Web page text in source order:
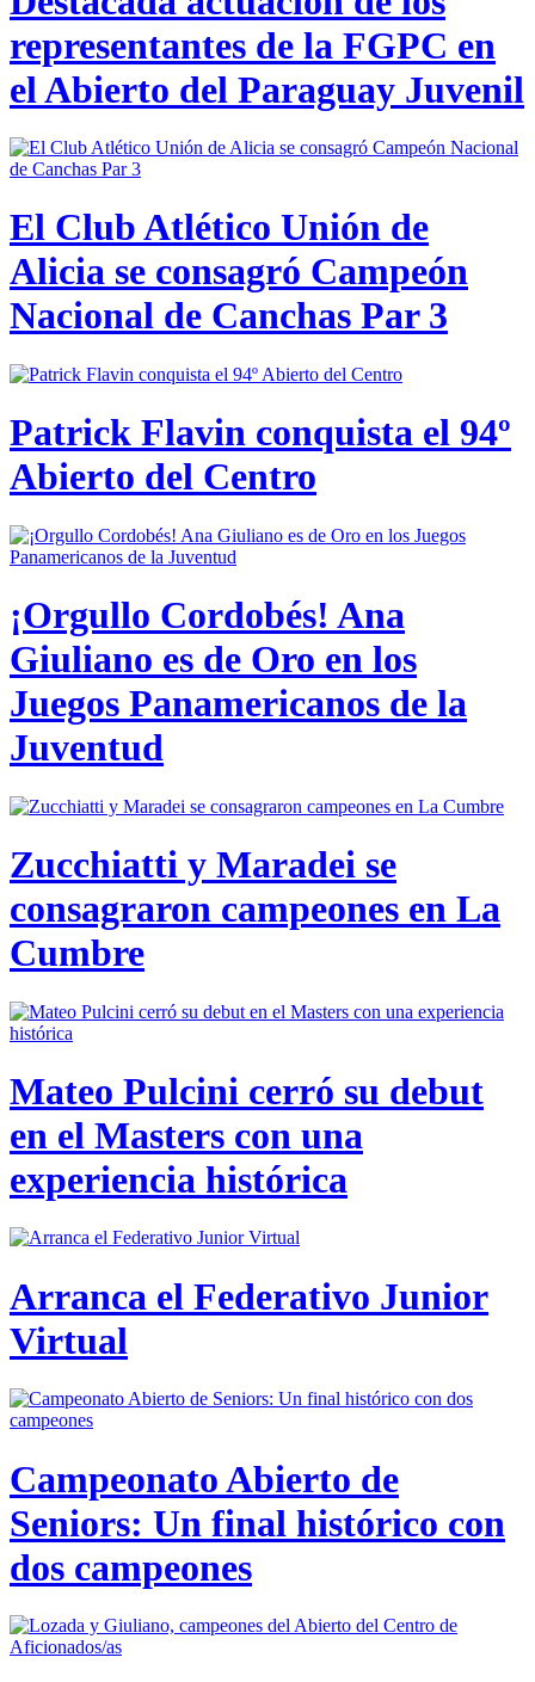
representantes de la FGPC en
el Abierto del Paraguay Juvenil
El Club Atlético Unión de
Alicia se consagró Campeón
Nacional de Canchas Par 3
Patrick Flavin conquista el 94º
Abierto del Centro
¡Orgullo Cordobés! Ana
Giuliano es de Oro en los
Juegos Panamericanos de la
Juventud
Zucchiatti y Maradei se
consagraron campeones en La
Cumbre
Mateo Pulcini cerró su debut
en el Masters con una
experiencia histórica
Arranca el Federativo Junior
Virtual
Campeonato Abierto de
Seniors: Un final histórico con
dos campeones